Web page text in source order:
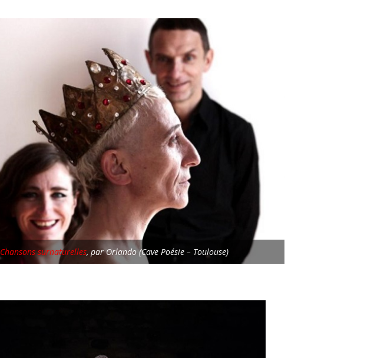
Chansons surnaturelles, par Orlando (Cave Poésie – Toulouse)